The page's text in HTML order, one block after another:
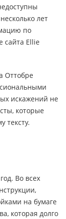
лет
по
сайта Ellie
Оттобре
искажений не
которые
тексту.
Во всех
на бумаге
которая долго